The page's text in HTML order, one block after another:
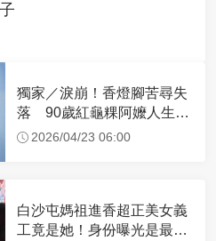
獨家／淚崩！香燈腳苦尋失
落 90歲紅龜粿阿嬤人生謝
幕2026/04/23 06:00
白沙屯媽祖進香超正美女義
工竟是她！身份曝光是最美